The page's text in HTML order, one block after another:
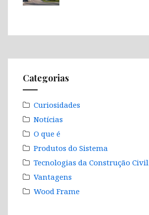
Categorias
Curiosidades
Notícias
O que é
Produtos do Sistema
Tecnologias da Construção Civil
Vantagens
Wood Frame